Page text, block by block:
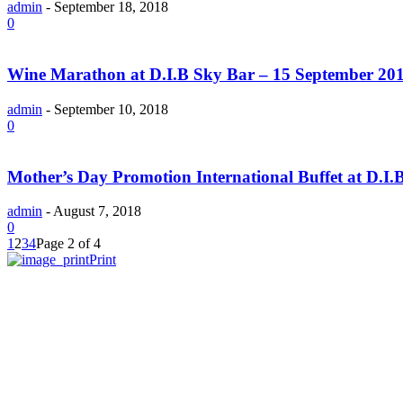
admin - September 18, 2018
0
Wine Marathon at D.I.B Sky Bar – 15 September
admin - September 10, 2018
0
Mother’s Day Promotion International Buffet at
admin - August 7, 2018
0
1 234Page 2 of 4
Print